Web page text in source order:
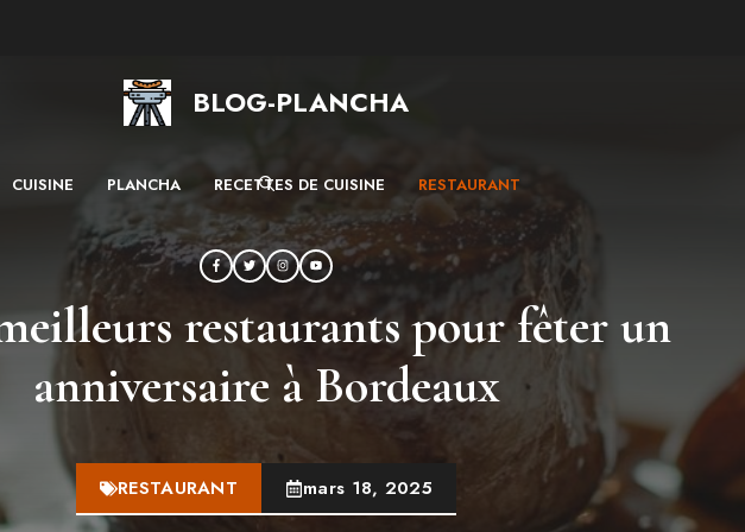
BLOG-PLANCHA
CUISINE PLANCHA RECETTES DE CUISINE RESTAURANT
restaurants pour fêter un
anniversaire à Bordeaux
RESTAURANT mars 18, 2025